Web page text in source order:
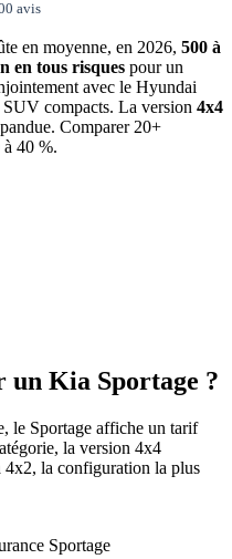
avis
en moyenne, en 2026, 500 à
en tous risques pour un
avec le Hyundai
compacts. La version 4x4
Comparer 20+
à 40 %.
un Kia Sportage ?
le Sportage affiche un tarif
la version 4x4
4x2, la configuration la plus
Sportage